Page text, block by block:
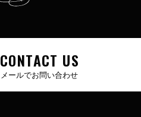
CONTACT US
メールでお問い合わせ